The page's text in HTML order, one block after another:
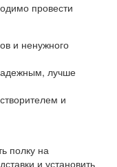
провести
и ненужного
лучше
и
полку на
и установить